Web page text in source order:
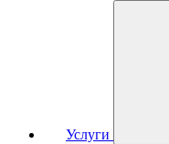
Услуги